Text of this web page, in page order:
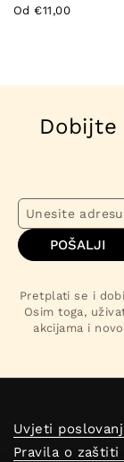
Od €11,00
POŠALJI
Pretplati se i
Osim toga,
akcijama i
Uvjeti
Pravila o zaštiti